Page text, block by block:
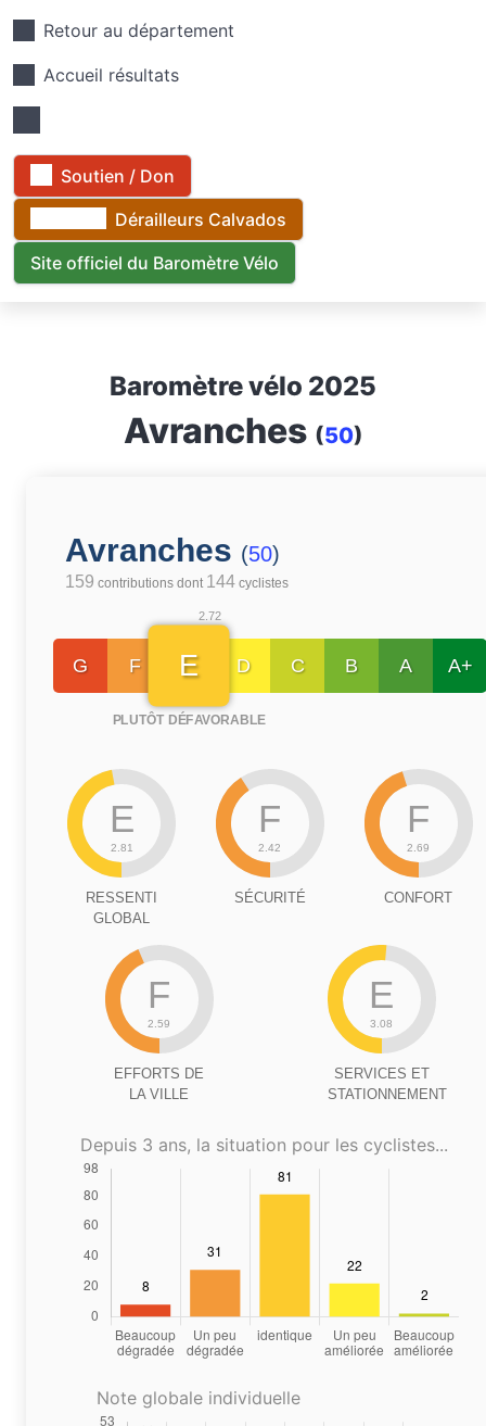
Retour au département
Accueil résultats
Soutien / Don
Dérailleurs Calvados
Site officiel du Baromètre Vélo
Baromètre vélo 2025
Avranches (50)
Avranches (50)
159 contributions dont 144 cyclistes
G F
2.72
E
PLUTÔT DÉFAVORABLE
D C B A A+
E
2.81
RESSENTI
GLOBAL
F
2.42
SÉCURITÉ
F
2.69
CONFORT
F
2.59
EFFORTS DE
LA VILLE
E
3.08
SERVICES ET
STATIONNEMENT
Depuis 3 ans, la situation pour les cyclistes...
Note globale individuelle